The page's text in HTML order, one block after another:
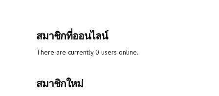
สมาชิกที่ออนไลน์
There are currently 0 users online.
สมาชิกใหม่